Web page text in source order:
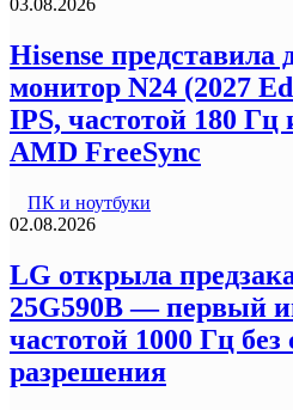
Hisense представила
монитор N24 (2027
IPS, частотой 180 Гц
AMD FreeSync
ПК и ноутбуки
02.08.2026
LG открыла
25G590B — первый
частотой 1000 Гц
разрешения